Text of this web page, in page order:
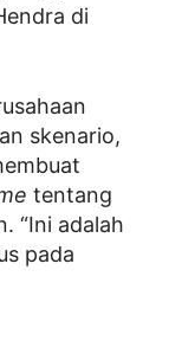
di
skenario,
tentang
“Ini adalah
pada